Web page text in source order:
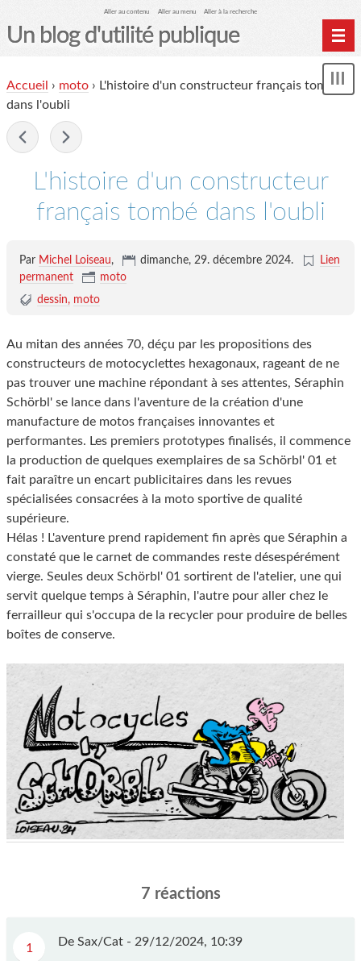
Aller au contenu Aller au menu Aller à la recherche
Un blog d'utilité publique
le blog des origines
Accueil › moto › L'histoire d'un constructeur français tombé
dans l'oubli
L'histoire d'un constructeur
français tombé dans l'oubli
Par Michel Loiseau, dimanche, 29. décembre 2024.
Lien
permanent
moto
dessin
moto
Au mitan des années 70, déçu par les propositions des
constructeurs de motocyclettes hexagonaux, rageant de ne
pas trouver une machine répondant à ses attentes, Séraphin
Schörbl' se lance dans l'aventure de la création d'une
manufacture de motos françaises innovantes et
performantes. Les premiers prototypes finalisés, il commence
la production de quelques exemplaires de sa Schörbl' 01 et
fait paraître un encart publicitaires dans les revues
spécialisées consacrées à la moto sportive de qualité
supérieure.
Hélas ! L'aventure prend rapidement fin après que Séraphin a
constaté que le carnet de commandes reste désespérément
vierge. Seules deux Schörbl' 01 sortirent de l'atelier, une qui
servit quelque temps à Séraphin, l'autre pour aller chez le
ferrailleur qui s'occupa de la recycler pour produire de belles
boîtes de conserve.
7 réactions
1 De Sax/Cat - 29/12/2024, 10:39